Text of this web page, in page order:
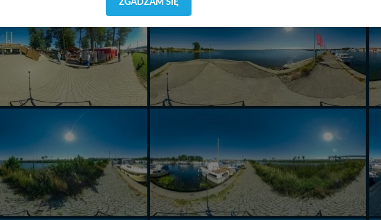
gdy przekazanie Twoich danych jest elementem usługi (przekazanie danych z formularza
serwisu wRegulaminie Serwisu.
danych jest: Agencja Reklamowa Kreacja Monika Borkowska, z siedzibą ul. Wiejska 17,
z nami skontaktować się za pośrednictwem tej
strony
zażądać dostępu do swoich danych, zażądać ich poprawienia lub usunięcia, zabronić ich
plikach cookies. Twoja przeglądarka umożliwia Ci skasowanie tych plików - w pewnych
tego zrobić za Ciebie.
odkrywania Mazur na nowo...